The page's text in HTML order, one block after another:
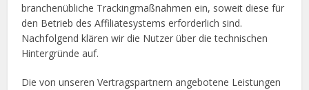
branchenübliche Trackingmaßnahmen ein, soweit diese für
den Betrieb des Affiliatesystems erforderlich sind.
Nachfolgend klären wir die Nutzer über die technischen
Hintergründe auf.
Die von unseren Vertragspartnern angebotene Leistungen